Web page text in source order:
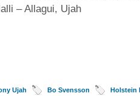
– Allagui, Ujah
Ujah Bo Svensson Holstein